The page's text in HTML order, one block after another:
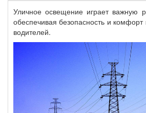
Уличное освещение играет важную
обеспечивая безопасность и комфорт
водителей.